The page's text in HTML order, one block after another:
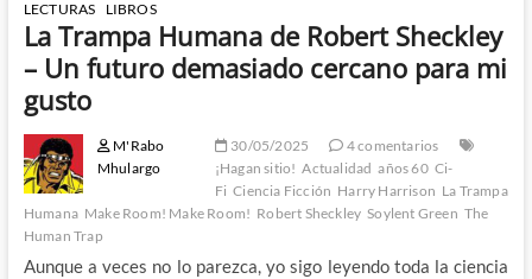
LECTURAS LIBROS
La Trampa Humana de Robert Sheckley
– Un futuro demasiado cercano para mi
gusto
M'Rabo
Mhulargo
30/05/2025
4 comentarios
¡Hagan sitio! Actualidad años 60 Ci-
Fi Ciencia Ficción Harry Harrison La Trampa
Humana Make Room! Make Room! Robert Sheckley Soylent Green The
Human Trap
Aunque a veces no lo parezca, yo sigo leyendo toda la ciencia